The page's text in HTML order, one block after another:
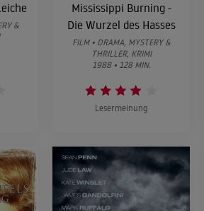
&
Mississippi Burning -
Die Wurzel des Hasses
FILM • DRAMA, MYSTERY &
THRILLER, KRIMI
1988 • 128 MIN.
Lesermeinung